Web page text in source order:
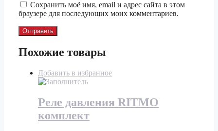
Сохранить моё имя, email и адрес сайта в этом
браузере для последующих моих комментариев.
Похожие товары
Добавить в избранное
Реле давления RITMO
комплект